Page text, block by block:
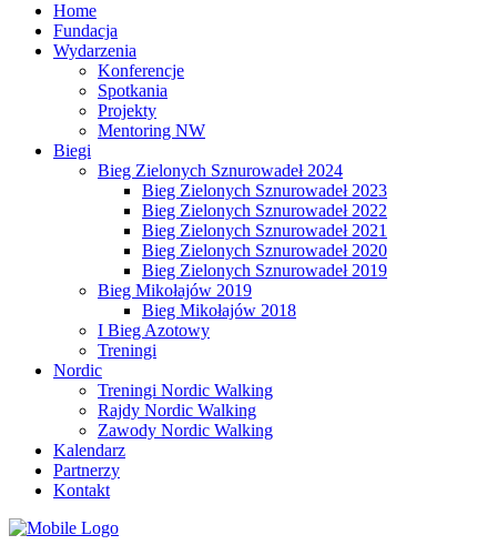
Home
Fundacja
Wydarzenia
Konferencje
Spotkania
Projekty
Mentoring NW
Biegi
Bieg Zielonych Sznurowadeł 2024
Bieg Zielonych Sznurowadeł 2023
Bieg Zielonych Sznurowadeł 2022
Bieg Zielonych Sznurowadeł 2021
Bieg Zielonych Sznurowadeł 2020
Bieg Zielonych Sznurowadeł 2019
Bieg Mikołajów 2019
Bieg Mikołajów 2018
I Bieg Azotowy
Treningi
Nordic
Treningi Nordic Walking
Rajdy Nordic Walking
Zawody Nordic Walking
Kalendarz
Partnerzy
Kontakt